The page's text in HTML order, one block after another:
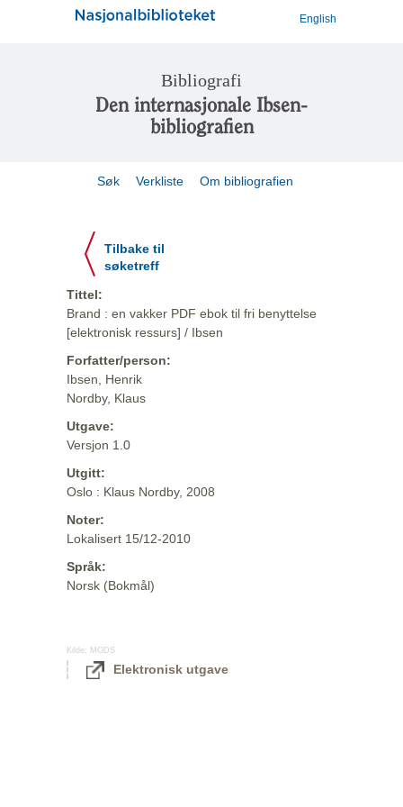
English
Bibliografi
Den internasjonale Ibsen-
bibliografien
Søk Verkliste Om bibliografien
Tilbake til
søketreff
Tittel:
Brand : en vakker PDF ebok til fri benyttelse
[elektronisk ressurs] / Ibsen
Forfatter/person:
Ibsen, Henrik
Nordby, Klaus
Utgave:
Versjon 1.0
Utgitt:
Oslo : Klaus Nordby, 2008
Noter:
Lokalisert 15/12-2010
Språk:
Norsk (Bokmål)
Kilde: MODS
Elektronisk utgave